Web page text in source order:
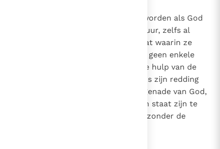
Dat een mens alleen gered kan worden als God
genade toont. De menselijke natuur, zelfs al
bleef ze in de ongeschonden staat waarin ze
geschapen werd, zou zichzelf op geen enkele
manier kunnen redden zonder de hulp van de
Schepper; dus aangezien de mens zijn redding
niet kan veiligstellen zonder de genade van God,
dat een geschenk is, hoe zal hij in staat zijn te
herstellen wat hij verloren heeft zonder de